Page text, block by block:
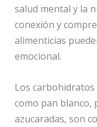
salud mental y la
conexión y
alimenticias
emocional.
Los
como pan blanco,
azucaradas, son